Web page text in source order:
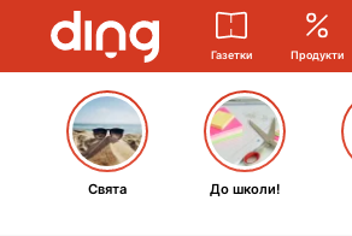
Газетки Продукти
Свята До школи!